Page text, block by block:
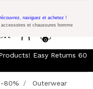
sur 300€
0
naviguez et achetez !
et chaussures homme
Easy Returns 60
80%
Outerwear